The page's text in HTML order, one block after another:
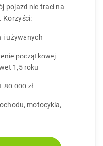
pojazd nie traci na
Korzyści:
i używanych
początkowej
1,5 roku
80 000 zł
motocykla,